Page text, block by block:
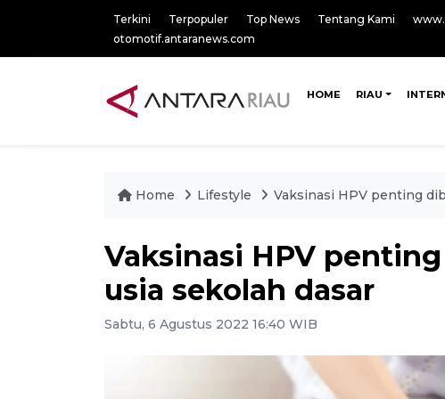
Terkini Terpopuler Top News Tentang Kami
otomotif.antaranews.com
HOME RIAU
Home Lifestyle Vaksinasi HPV penting
Vaksinasi HPV
usia sekolah dasar
Sabtu, 6 Agustus 2022 16:40 WIB